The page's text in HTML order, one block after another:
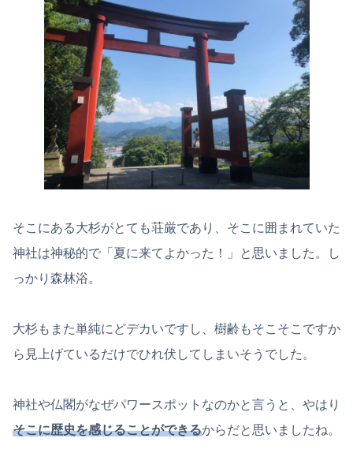
そこにある大杉がとても荘厳であり、そこに囲まれていた
神社は神秘的で「夏に来てよかった！」と思いました。し
っかり森林浴。
大杉もまた単純にどデカいですし、樹齢もそこそこですか
ら見上げているだけでひれ伏してしまいそうでした。
神社や仏閣がなぜパワースポットなのかと言うと、やはり
そこに歴史を感じることができるからだと思いましたね。